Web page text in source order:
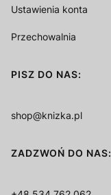
Ustawienia konta
Przechowalnia
PISZ DO NAS:
shop@knizka.pl
ZADZWOŃ DO NAS: